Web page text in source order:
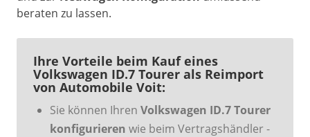
beraten zu lassen.
Ihre Vorteile beim Kauf eines
Volkswagen ID.7 Tourer als Reimport
von Automobile Voit:
Sie können Ihren Volkswagen ID.7 Tourer
konfigurieren wie beim Vertragshändler -